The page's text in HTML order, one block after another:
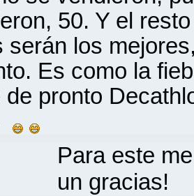
50. Y el
serán los
Es como la
de pronto
Para este
un gracias!